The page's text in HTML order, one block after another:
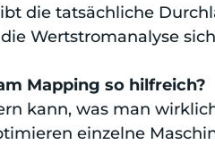
die tatsächliche
Wertstromanalyse
Mapping so hilfreich?
kann, was man
einzelne